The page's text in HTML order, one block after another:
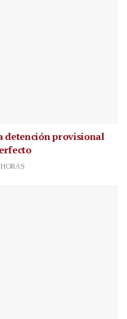
detención provisional